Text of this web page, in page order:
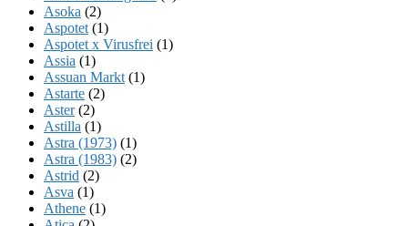
Asoka (2)
Aspotet (1)
Aspotet x Virusfrei (1)
Assia (1)
Assuan Markt (1)
Astarte (2)
Aster(2)
Astilla (1)
Astra (1973) (1)
Astra (1983) (2)
Astrid (2)
Asva (1)
Athene (1)